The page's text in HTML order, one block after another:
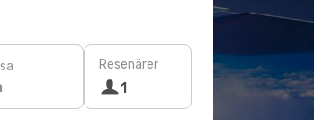
Resenärer
1